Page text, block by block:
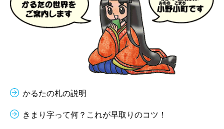
かるたの札の説明
きまり字って何？これが早取りのコツ！